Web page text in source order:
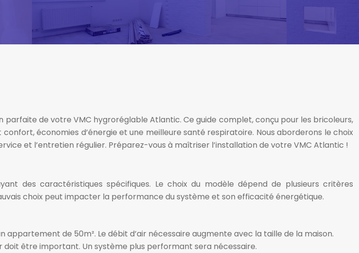
de votre VMC hygroréglable Atlantic. Ce guide complet, conçu pour les bricoleurs,
économies d’énergie et une meilleure santé respiratoire. Nous aborderons le choix
et l’entretien régulier. Préparez-vous à maîtriser l’installation de votre VMC Atlantic !
des caractéristiques spécifiques. Le choix du modèle dépend de plusieurs critères
choix peut impacter la performance du système et son efficacité énergétique.
appartement de 50m². Le débit d’air nécessaire augmente avec la taille de la maison.
doit être important. Un système plus performant sera nécessaire.